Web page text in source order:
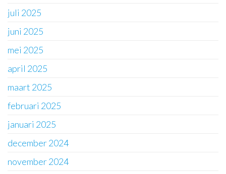
juli 2025
juni 2025
mei 2025
april 2025
maart 2025
februari 2025
januari 2025
december 2024
november 2024